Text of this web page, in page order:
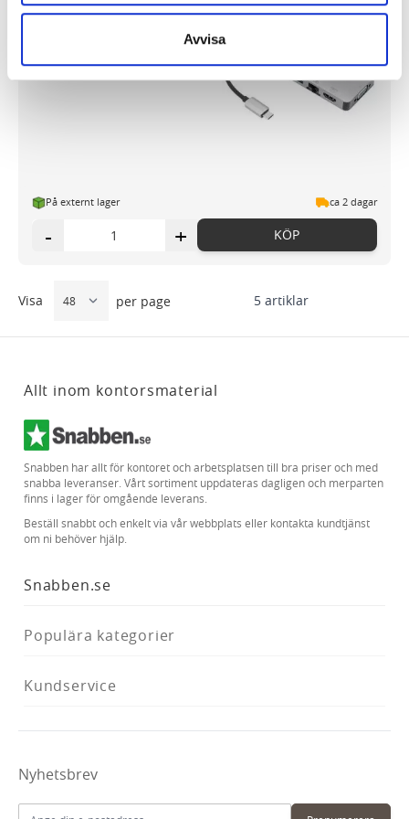
har cookies aktiverat.
och annonserna till användarna, tillhandahålla funktioner
för sociala medier och analysera vår trafik. Vi
vidarebefordrar även sådana identifierare och annan
information som du har tillhandahållit eller som de har
samlat in när du har använt deras tjänster.
Avvisa
Dockningsstation TARGUS USB-C
1 006,20 kr/st
På externt lager ca 2 dagar
- + KÖP
5artiklar
Visa per page
Allt inom kontorsmaterial
Snabben har allt för kontoret och arbetsplatsen till bra priser och med
snabba leveranser. Vårt sortiment uppdateras dagligen och merparten
finns i lager för omgående leverans.
Beställ snabbt och enkelt via vår webbplats eller kontakta kundtjänst
om ni behöver hjälp.
Snabben.se
Populära kategorier
Kundservice
Nyhetsbrev